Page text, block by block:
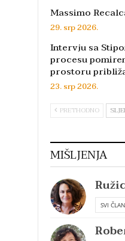
Massimo
29. srp 2026.
Intervju sa
procesu
prostoru
23. srp 2026.
PRETHODNO
MIŠLJENJA
SVI